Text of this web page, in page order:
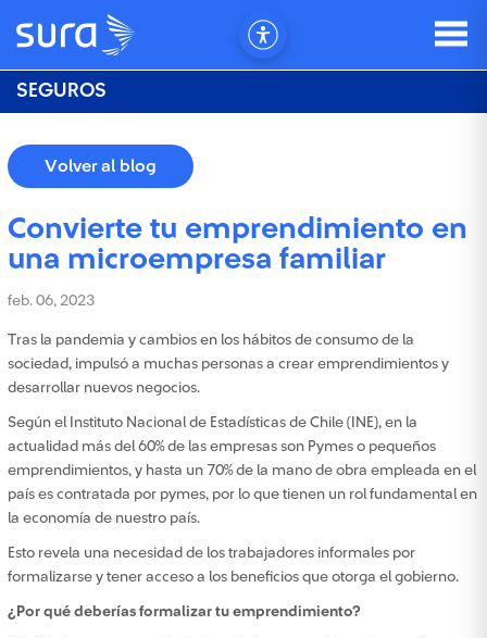
SEGUROS
Volver al blog
Convierte tu emprendimiento en
una microempresa familiar
feb. 06, 2023
Tras la pandemia y cambios en los hábitos de consumo de la
sociedad, impulsó a muchas personas a crear emprendimientos y
desarrollar nuevos negocios.
Según el Instituto Nacional de Estadísticas de Chile (INE), en la
actualidad más del 60% de las empresas son Pymes o pequeños
emprendimientos, y hasta un 70% de la mano de obra empleada en el
país es contratada por pymes, por lo que tienen un rol fundamental en
la economía de nuestro país.
Esto revela una necesidad de los trabajadores informales por
formalizarse y tener acceso a los beneficios que otorga el gobierno.
¿Por qué deberías formalizar tu emprendimiento?